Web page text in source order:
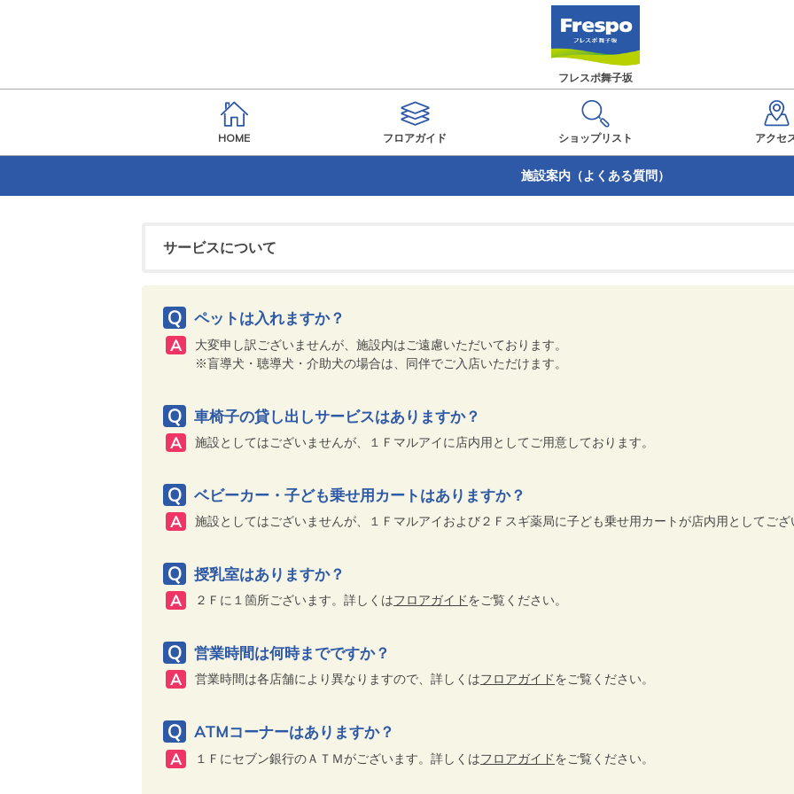
フレスポ舞子坂
HOME フロアガイド ショップリスト アクセ
施設案内（よくある質問）
サービスについて
ペットは入れますか？
大変申し訳ございませんが、施設内はご遠慮いただいております。
※盲導犬・聴導犬・介助犬の場合は、同伴でご入店いただけます。
車椅子の貸し出しサービスはありますか？
施設としてはございませんが、１Ｆマルアイに店内用としてご用意しております。
ベビーカー・子ども乗せ用カートはありますか？
施設としてはございませんが、１Ｆマルアイおよび２Ｆスギ薬局に子ども乗せ用カートが店内用としてござ
授乳室はありますか？
２Ｆに１箇所ございます。詳しくはフロアガイドをご覧ください。
営業時間は何時までですか？
営業時間は各店舗により異なりますので、詳しくはフロアガイドをご覧ください。
ATMコーナーはありますか？
１Ｆにセブン銀行のＡＴＭがございます。詳しくはフロアガイドをご覧ください。